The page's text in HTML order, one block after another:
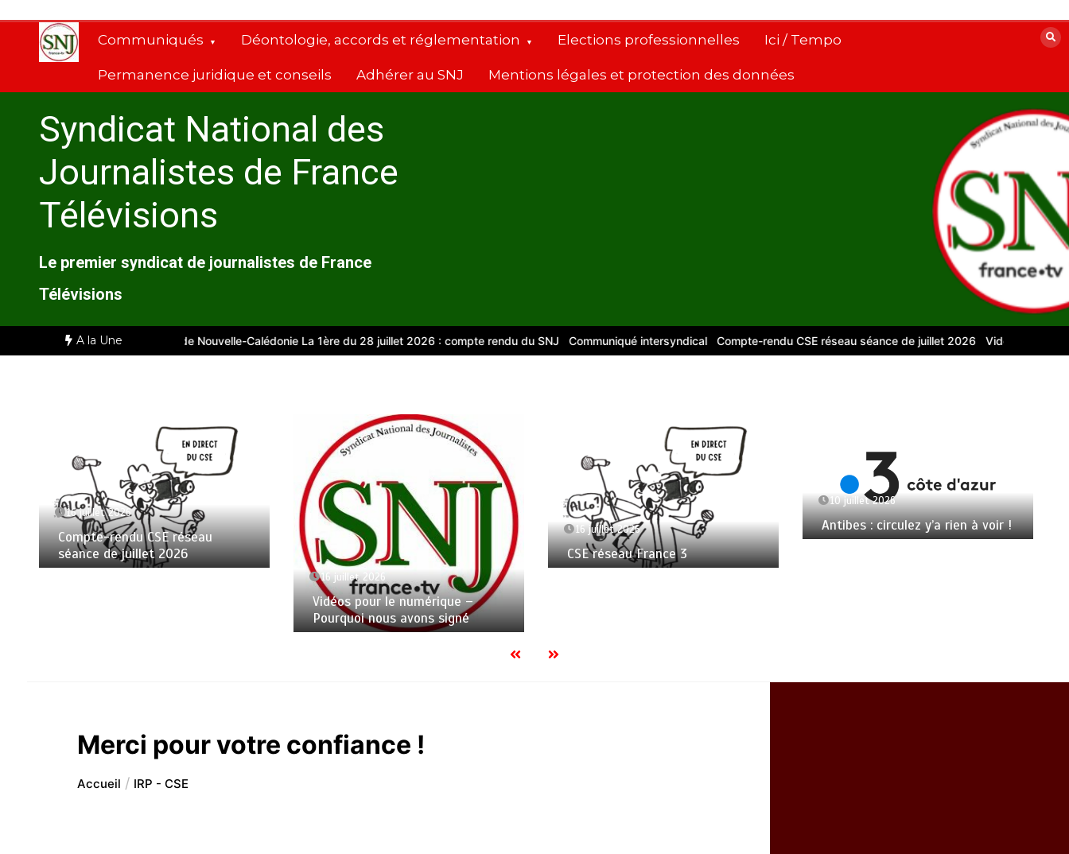
contenu
Communiqués Déontologie, accords et réglementation Elections professionnelles Ici / Tempo
Permanence juridique et conseils Adhérer au SNJ Mentions légales et protection des données
Syndicat National des
Journalistes de France
Télévisions
Le premier syndicat de journalistes de France
Télévisions
A la Une
Comité d’entreprise de Nouvelle-Calédonie La 1ère du 28 juillet 2026 : compte rendu du SNJ Communiqué intersyndical Compte-rendu CSE réseau séance de juillet 2026 Vidéos pour le
16 juillet 2026
Compte-rendu CSE réseau
séance de juillet 2026
16 juillet 2026
Vidéos pour le numérique –
Pourquoi nous avons signé
16 juillet 2026
CSE réseau France 3
10 juillet 2026
Antibes : circulez y’a rien à voir !
Merci pour votre confiance !
Accueil IRP - CSE